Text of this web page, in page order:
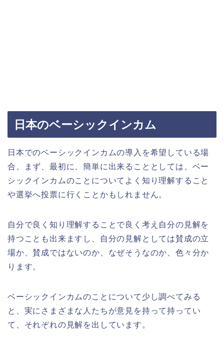
日本のベーシックインカム
日本でのベーシックインカムの導入を希望している場
合、まず、最初に、簡単に出来ることとしては、ベー
シックインカムのことについてよく知り理解すること
や選挙へ投票に行くことかもしれません。
自分で良く知り理解することで良く考え自分の見解を
持つことも出来ますし、自分の見解としては賛成の立
場か、賛成ではないのか、なぜそうなのか、色々分か
ります。
ベーシックインカムのことについて少し調べてみる
と、実にさまざまな人たちが意見を持って持ってい
て、それぞれの見解を出しています。